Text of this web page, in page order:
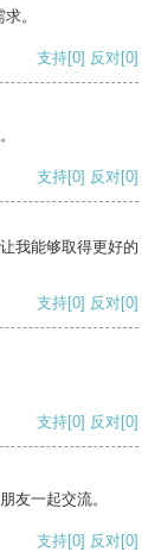
。
支持[0] 反对[0]
支持[0] 反对[0]
我能够取得更好的
支持[0] 反对[0]
支持[0] 反对[0]
友一起交流。
支持[0] 反对[0]